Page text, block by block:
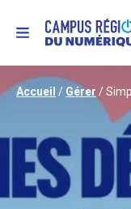
MENU
Accueil / Gérer /